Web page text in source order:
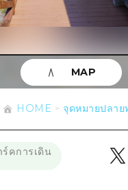
อาหารรสเลิศ / สุรา
ช้อปปิ้ง
กีฬา
สถานบันเทิงยามค่ำคืน
บริเวณรอบเมืองฮิโรชิ
บิงโก
บริเวณรอบๆ มิยาจิมะ
อากิ
บิงโก
บิโฮคุ
เกโฮคุ
มูลตามฤดูกาล
มูลที่เป็นประโยชน์
รายการ
เข้าถึงเข้าถึง
สรุปการจราจรรอง
HOME จุดหมายปลาย
ร์คการเดิน
MAP